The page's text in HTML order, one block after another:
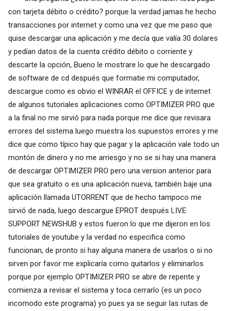
con tarjeta débito o crédito? porque la verdad jamas he hecho
transacciones por internet y como una vez que me paso que
quise descargar una aplicación y me decía que valía 30 dolares
y pedían datos de la cuenta crédito débito o corriente y
descarte la opción, Bueno le mostrare lo que he descargado
de software de cd después que formatie mi computador,
descargue como es obvio el WINRAR el OFFICE y de internet
de algunos tutoriales aplicaciones como OPTIMIZER PRO que
a la final no me sirvió para nada porque me dice que revisara
errores del sistema luego muestra los supuestos errores y me
dice que como típico hay que pagar y la aplicación vale todo un
montón de dinero y no me arriesgo y no se si hay una manera
de descargar OPTIMIZER PRO pero una version anterior para
que sea gratuito o es una aplicación nueva, también baje una
aplicación llamada UTORRENT que de hecho tampoco me
sirvió de nada, luego descargue EPROT después LIVE
SUPPORT NEWSHUB y estos fueron lo que me dijeron en los
tutoriales de youtube y la verdad no especifica como
funcionan, de pronto si hay alguna manera de usarlos o si no
sirven por favor me explicaría como quitarlos y eliminarlos
porque por ejemplo OPTIMIZER PRO se abre de repente y
comienza a revisar el sistema y toca cerrarlo (es un poco
incomodo este programa) yo pues ya se seguir las rutas de